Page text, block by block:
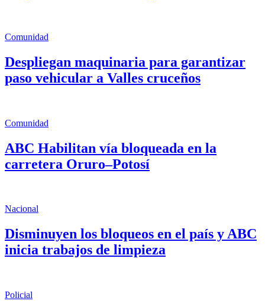
Comunidad
Despliegan maquinaria para garantizar
paso vehicular a Valles cruceños
Comunidad
ABC Habilitan vía bloqueada en la
carretera Oruro–Potosí
Nacional
Disminuyen los bloqueos en el país y ABC
inicia trabajos de limpieza
Policial